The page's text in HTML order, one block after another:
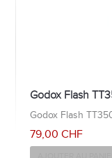
Godox Flash
Godox Flash
79,00 CHF